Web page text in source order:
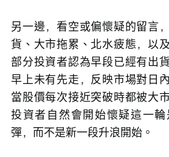
另一邊，看空或偏懷疑的留言
貨、大市拖累、北水疲態，以
部分投資者認為早段已經有出
早上未有先走，反映市場對日
當股價每次接近突破時都被大
投資者自然會開始懷疑這一
彈，而不是新一段升浪開始。